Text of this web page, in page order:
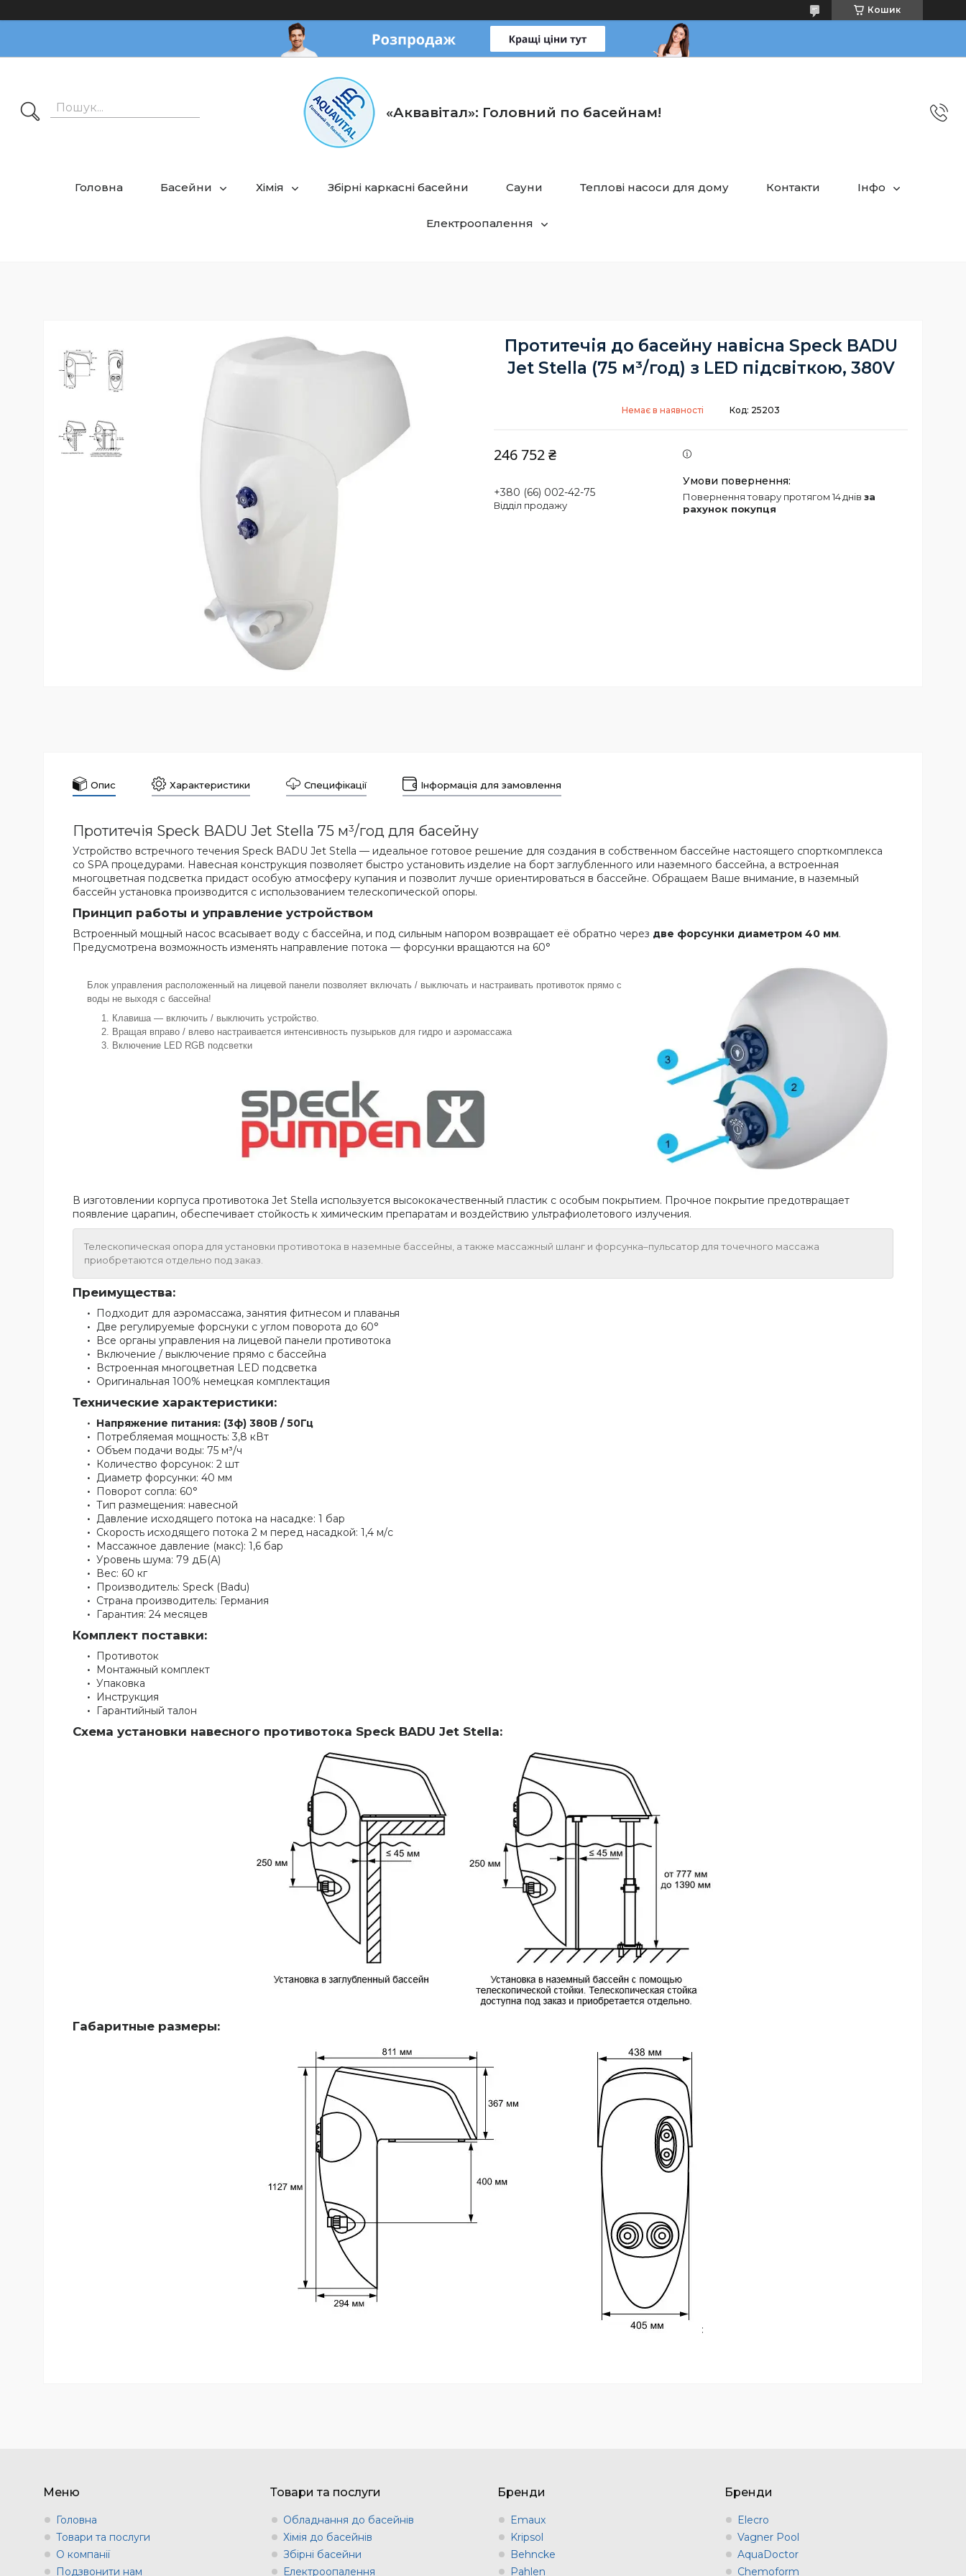
Кошик
«Аквавітал»: Головний по басейнам!
Головна Басейни Хімія Збірні каркасні басейни Сауни Теплові насоси для дому Контакти Інфо
Електроопалення
Протитечія до басейну навісна Speck BADU
Jet Stella (75 м³/год) з LED підсвіткою, 380V
Немає в наявності Код: 25203
246 752 ₴
+380 (66) 002-42-75
Відділ продажу
повернення товару протягом 14 днів за
рахунок покупця
Опис Характеристики Специфікації Інформація для замовлення
Протитечія Speck BADU Jet Stella 75 м³/год для басейну
Устройство встречного течения Speck BADU Jet Stella — идеальное готовое решение для создания в собственном бассейне настоящего спорткомплекса
со SPA процедурами. Навесная конструкция позволяет быстро установить изделие на борт заглубленного или наземного бассейна, а встроенная
многоцветная подсветка придаст особую атмосферу купания и позволит лучше ориентироваться в бассейне. Обращаем Ваше внимание, в наземный
бассейн установка производится с использованием телескопической опоры.
Принцип работы и управление устройством
Встроенный мощный насос всасывает воду с бассейна, и под сильным напором возвращает её обратно через две форсунки диаметром 40 мм.
Предусмотрена возможность изменять направление потока — форсунки вращаются на 60°
Блок управления расположенный на лицевой панели позволяет включать / выключать и настраивать противоток прямо с
воды не выходя с бассейна!
Клавиша — включить / выключить устройство.
Вращая вправо / влево настраивается интенсивность пузырьков для гидро и аэромассажа
Включение LED RGB подсветки
В изготовлении корпуса противотока Jet Stella используется высококачественный пластик с особым покрытием. Прочное покрытие предотвращает
появление царапин, обеспечивает стойкость к химическим препаратам и воздействию ультрафиолетового излучения.
Телескопическая опора для уcтановки противотока в наземные бассейны, а также массажный шланг и форсунка–пульсатор для точечного массажа
приобретаются отдельно под заказ.
Преимущества:
Подходит для аэромассажа, занятия фитнесом и плаванья
Две регулируемые форснуки с углом поворота до 60°
Все органы управления на лицевой панели противотока
Включение / выключение прямо с бассейна
Встроенная многоцветная LED подсветка
Оригинальная 100% немецкая комплектация
Технические характеристики:
Напряжение питания: (3ф) 380В / 50Гц
Потребляемая мощность: 3,8 кВт
Объем подачи воды: 75 м³/ч
Количество форсунок: 2 шт
Диаметр форсунки: 40 мм
Поворот сопла: 60°
Тип размещения: навесной
Давление исходящего потока на насадке: 1 бар
Скорость исходящего потока 2 м перед насадкой: 1,4 м/с
Массажное давление (макс): 1,6 бар
Уровень шума: 79 дБ(А)
Вес: 60 кг
Производитель: Speck (Badu)
Страна производитель: Германия
Гарантия: 24 месяцев
Комплект поставки:
Противоток
Монтажный комплект
Упаковка
Инструкция
Гарантийный талон
Схема установки навесного противотока Speck BADU Jet Stella:
Габаритные размеры:
:
Меню
Головна
Товари та послуги
О компанії
Подзвонити нам
Товари та послуги
Обладнання до басейнів
Хімія до басейнів
Збірні басейни
Електроопалення
Бренди
Emaux
Kripsol
Behncke
Pahlen
Бренди
Elecro
Vagner Pool
AquaDoctor
Chemoform